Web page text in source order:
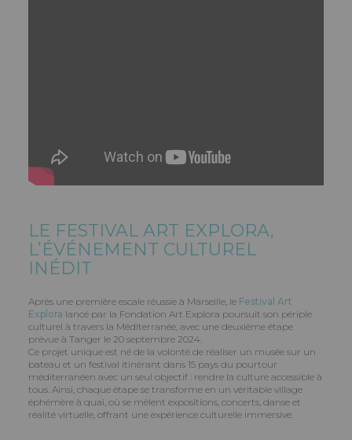
LE FESTIVAL ART EXPLORA,
L’ÉVÉNEMENT CULTUREL
INÉDIT
Après une première escale réussie à Marseille, le Festival Art
Explora lancé par la Fondation Art Explora poursuit son périple
culturel à travers la Méditerranée, avec une deuxième étape
prévue à Tanger le 20 septembre 2024.
Ce projet unique est né de la volonté de réaliser un musée sur un
bateau et un festival itinérant dans 15 pays du pourtour
méditerranéen avec un seul objectif : rendre la culture accessible à
tous. Ainsi, chaque étape se transforme en un véritable village
éphémère à quai, où se mêlent expositions, concerts, danse et
réalité virtuelle, offrant une expérience culturelle immersive.